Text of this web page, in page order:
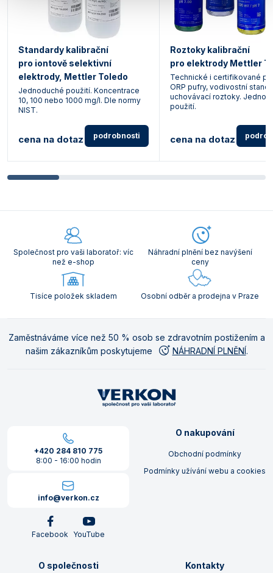
Standardy kalibrační
pro iontově selektivní
elektrody, Mettler Toledo
Jednoduché použití. Koncentrace
10, 100 nebo 1000 mg/l. Dle normy
NIST.
cena na dotaz podrobnosti
Roztoky kalibrační
pro elektrody Mettler
Technické i certifikované
ORP pufry, vodivostní
uchovávací roztoky.
použití.
cena na dotaz
Společnost pro vaši laboratoř: víc
než e-shop
Náhradní plnění bez navýšení
ceny
Tisíce položek skladem Osobní odběr a prodejna v Praze
Zaměstnáváme více než 50 % osob se zdravotním postižením a
našim zákazníkům poskytujeme
NÁHRADNÍ PLNĚNÍ.
+420 284 810 775
8:00 - 16:00 hodin
info@verkon.cz
Facebook YouTube
O nakupování
Obchodní podmínky
Podmínky užívání webu a cookies
O společnosti Kontakty